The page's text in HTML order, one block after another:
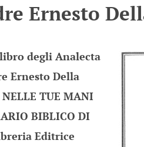
Ernesto
degli Analecta
Ernesto Della
TUE MANI
BIBLICO DI
Editrice